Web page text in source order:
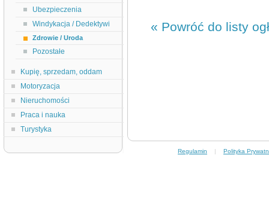
Ubezpieczenia
Windykacja / Dedektywi
Zdrowie / Uroda
Pozostałe
Kupię, sprzedam, oddam
Motoryzacja
Nieruchomości
Praca i nauka
Turystyka
« Powróć do listy
Regulamin | Polityka